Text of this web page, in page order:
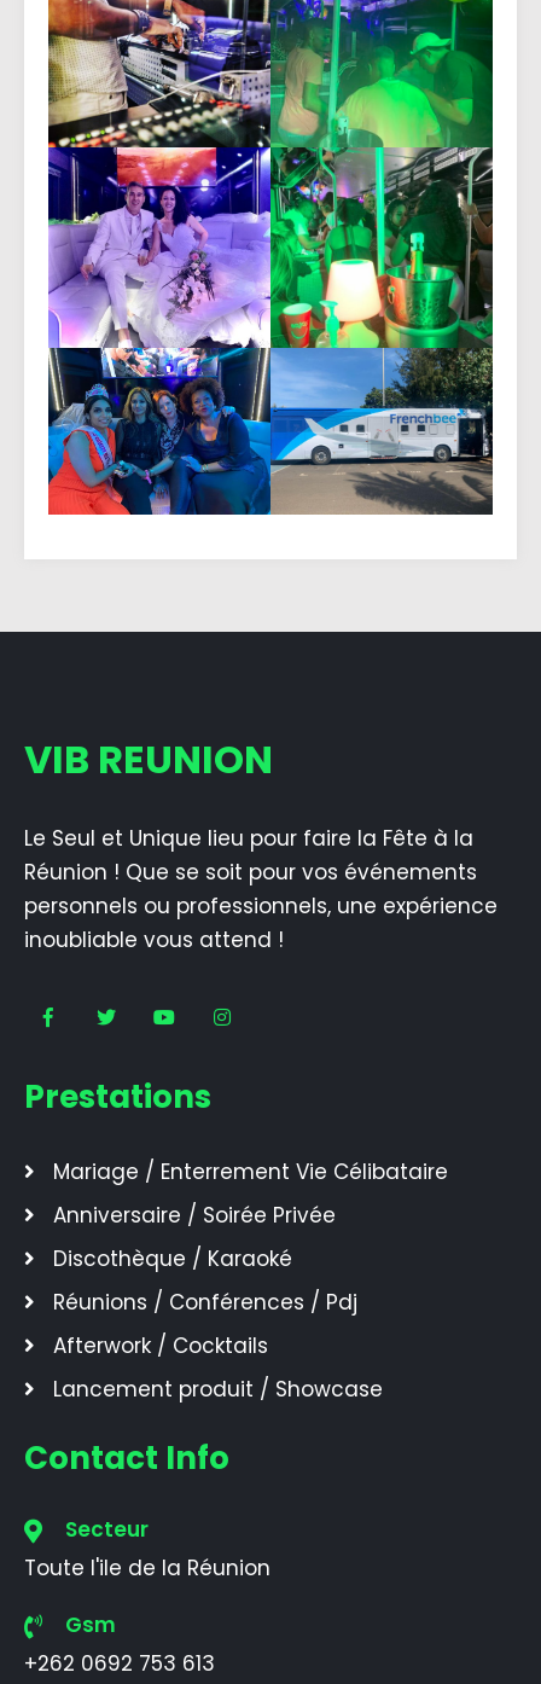
VIB REUNION
Le Seul et Unique lieu pour faire la Fête à la
Réunion ! Que se soit pour vos événements
personnels ou professionnels, une expérience
inoubliable vous attend !
Prestations
Mariage / Enterrement Vie Célibataire
Anniversaire / Soirée Privée
Discothèque / Karaoké
Réunions / Conférences / Pdj
Afterwork / Cocktails
Lancement produit / Showcase
Contact Info
Secteur
Toute l'ile de la Réunion
Gsm
+262 0692 753 613